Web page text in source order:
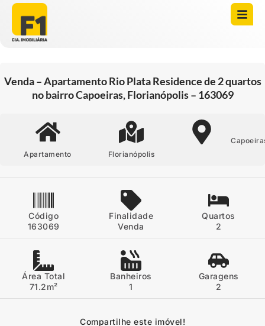
Venda – Apartamento Rio Plata Residence de 2 quartos
no bairro Capoeiras, Florianópolis – 163069
Apartamento Florianópolis
Código
163069
Finalidade
Venda
Quartos
2
Área Total
71.2m²
Banheiros
1
Garagens
2
Compartilhe este imóvel!